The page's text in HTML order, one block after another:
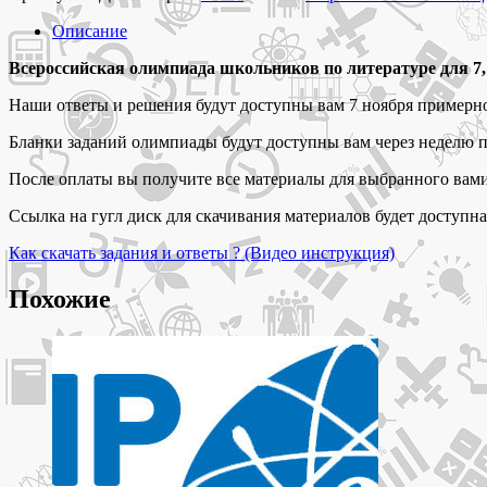
ноября
2025 Задания
и
ответы
для
всероссийской
олимпиады
школьников
по
7,
8,
9,
10,
11
муниципальный
этап
2025
Описание
Всероссийская олимпиада школьников по литературе для
Наши ответы и решения будут доступны вам 7 ноября
Бланки заданий олимпиады будут доступны вам через неделю
После оплаты вы получите все материалы для выбранного
Ссылка на гугл диск для скачивания материалов будет
Как скачать задания и ответы ? (Видео инструкция)
Похожие